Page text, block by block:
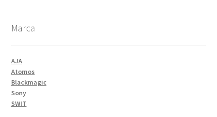
Marca
AJA
Atomos
Blackmagic
Sony
SWIT